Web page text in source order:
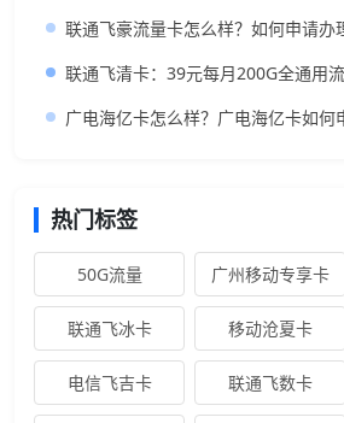
联通飞豪流量卡怎么样？如何申请办
广电海亿卡怎么样？广电海亿卡如何
热门标签
50G流量 广州移动专享卡
联通飞冰卡 移动沧夏卡
电信飞吉卡 联通飞数卡